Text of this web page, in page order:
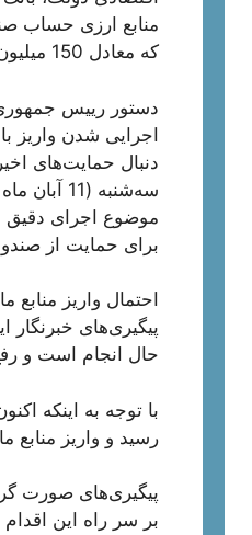
منابع ارزی حساب
که معادل 150 میلیون دلار بود تاکنون به صندوق تثبیت بازار تزریق نشده است.
دستور رییس جمهوری
اجرایی شدن واریز
دنبال حمایت‌های
موضوع اجرای
برای حمایت از
احتمال واریز منابع
پیگیری‌های خبرنگار
حال انجام است و
با توجه به اینکه
رسید و واریز منابع
پیگیری‌های صورت
بر سر راه این